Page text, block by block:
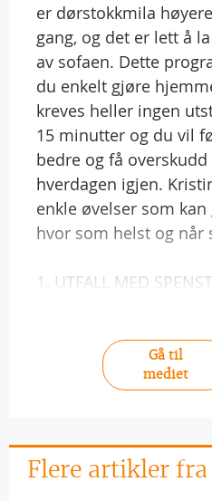
er dørstokkmila
gang, og det er lett å
av sofaen. Dette
du enkelt gjøre
kreves heller ingen
15 minutter og du vil
bedre og få overskudd
hverdagen igjen.
enkle øvelser som kan
hvor som helst og når
1. UTFALL MED SPENST
Gå til
mediet
Flere artikler